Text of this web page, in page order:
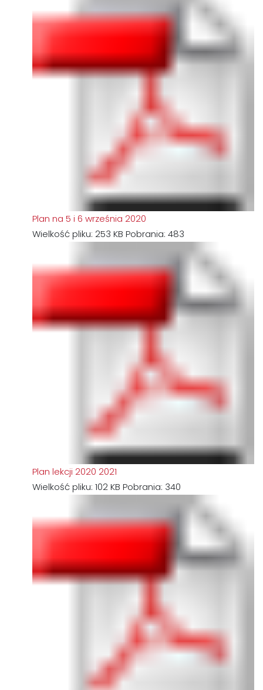
Plan na 5 i 6 września 2020
Wielkość pliku: 253 KB Pobrania: 483
Plan lekcji 2020 2021
Wielkość pliku: 102 KB Pobrania: 340